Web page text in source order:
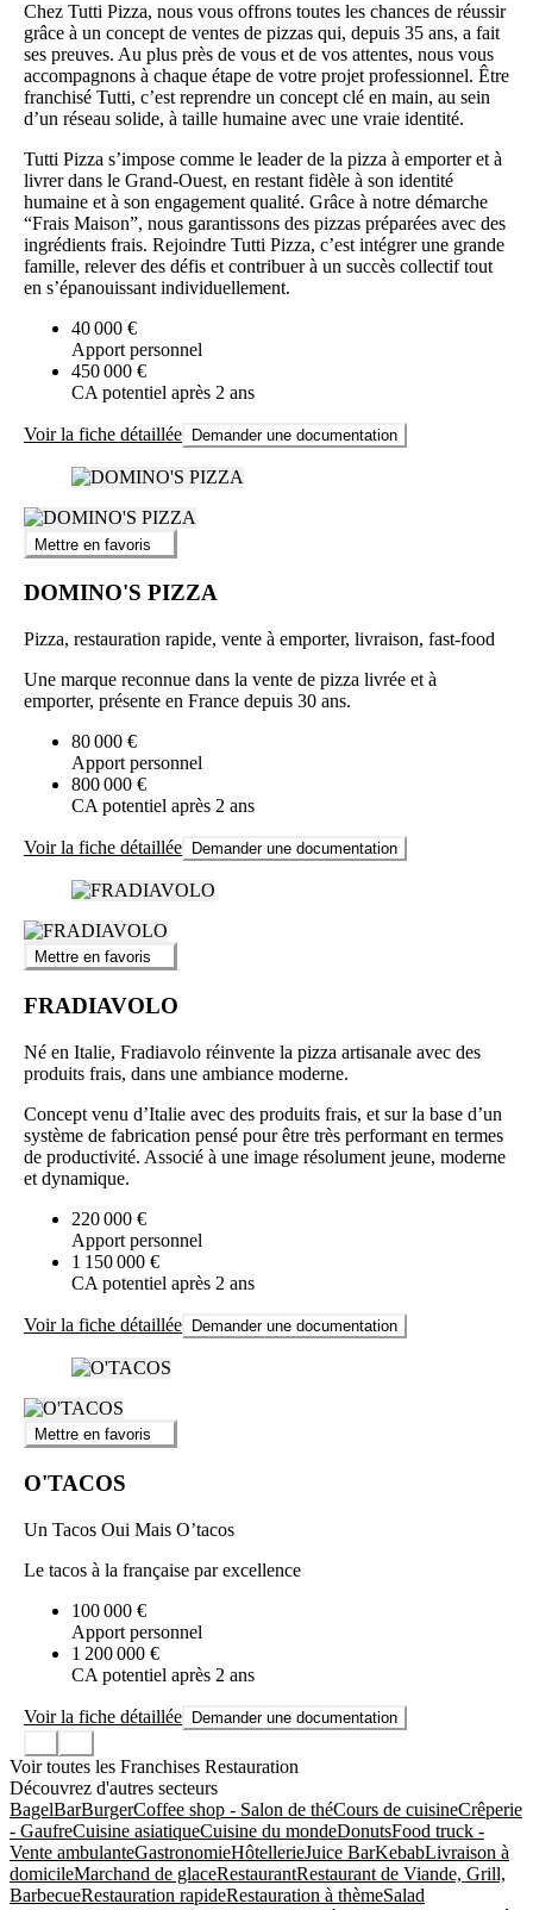
Chez Tutti Pizza, nous vous offrons toutes les chances de réussir
grâce à un concept de ventes de pizzas qui, depuis 35 ans, a fait
ses preuves. Au plus près de vous et de vos attentes, nous vous
accompagnons à chaque étape de votre projet professionnel. Être
franchisé Tutti, c’est reprendre un concept clé en main, au sein
d’un réseau solide, à taille humaine avec une vraie identité.
Tutti Pizza s’impose comme le leader de la pizza à emporter et à
livrer dans le Grand-Ouest, en restant fidèle à son identité
humaine et à son engagement qualité. Grâce à notre démarche
“Frais Maison”, nous garantissons des pizzas préparées avec des
ingrédients frais. Rejoindre Tutti Pizza, c’est intégrer une grande
famille, relever des défis et contribuer à un succès collectif tout
en s’épanouissant individuellement.
40 000 €
Apport personnel
450 000 €
CA potentiel après 2 ans
Voir la fiche détaillée Demander une documentation
Mettre en favoris
DOMINO'S PIZZA
Pizza, restauration rapide, vente à emporter, livraison, fast-food
Une marque reconnue dans la vente de pizza livrée et à
emporter, présente en France depuis 30 ans.
80 000 €
Apport personnel
800 000 €
CA potentiel après 2 ans
Voir la fiche détaillée Demander une documentation
Mettre en favoris
FRADIAVOLO
Né en Italie, Fradiavolo réinvente la pizza artisanale avec des
produits frais, dans une ambiance moderne.
Concept venu d’Italie avec des produits frais, et sur la base d’un
système de fabrication pensé pour être très performant en termes
de productivité. Associé à une image résolument jeune, moderne
et dynamique.
220 000 €
Apport personnel
1 150 000 €
CA potentiel après 2 ans
Voir la fiche détaillée Demander une documentation
Mettre en favoris
O'TACOS
Un Tacos Oui Mais O’tacos
Le tacos à la française par excellence
100 000 €
Apport personnel
1 200 000 €
CA potentiel après 2 ans
Voir la fiche détaillée Demander une documentation
Voir toutes les Franchises Restauration
Découvrez d'autres secteurs
BagelBarBurgerCoffee shop - Salon de théCours de cuisineCrêperie
- GaufreCuisine asiatiqueCuisine du mondeDonutsFood truck -
Vente ambulanteGastronomieHôtellerieJuice BarKebabLivraison à
domicileMarchand de glaceRestaurantRestaurant de Viande, Grill,
BarbecueRestauration rapideRestauration à thèmeSalad